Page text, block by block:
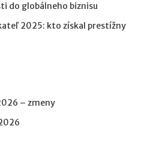
do globálneho biznisu
2025: kto získal prestížny
– zmeny